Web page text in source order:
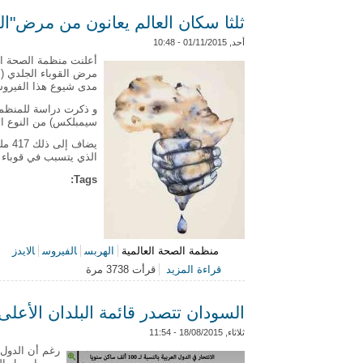
ثلثا سكان العالم يعانون من
أحد, 01/11/2015 - 10:48
أعلنت منظمة الصحة
مرض القوباء
مدى شيوع هذا
سيمبلكس) من النوع
الذي يتسبب في قوباء
Tags:
منظمة الصحة العالمية الهربس الفيروس الايدز
قراءة المزيدحول ثلثا سكان العالم يعانون من
قرأت 3738 مرة
السودان تتصدر قائمة البلدان
ثلاثاء, 18/08/2015 - 11:54
رغم أن الدول